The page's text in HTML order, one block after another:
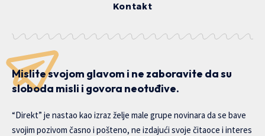
Kontakt
Mislite svojom glavom i ne zaboravite da su
sloboda misli i govora neotuđive.
“Direkt” je nastao kao izraz želje male grupe novinara da se bave
svojim pozivom časno i pošteno, ne izdajući svoje čitaoce i interes